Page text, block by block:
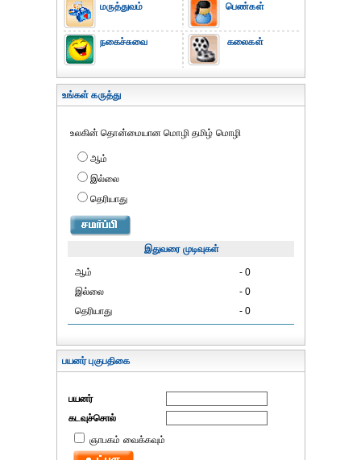
மருத்துவம்
நகைச்சுவை
பெண்கள்
கலைகள்
உங்கள் கருத்து
உலகின் தொன்மையான மொழி தமிழ் மொழி
ஆம்
இல்லை
தெரியாது
இதுவரை முடிவுகள்
ஆம்
- 0
இல்லை
- 0
தெரியாது
- 0
பயனர் புகுபதிகை
பயனர்
கடவுச்சொல்
ஞாபகம் வைக்கவும்